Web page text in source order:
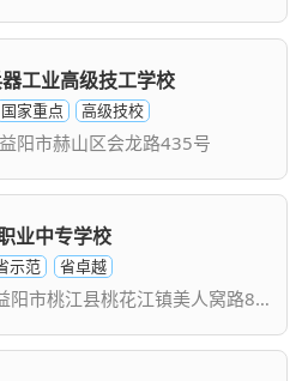
工业高级技工学校
国家重点 高级技校
阳市赫山区会龙路435号
业中专学校
示范 省卓越
地址：益阳市桃江县桃花江镇美人窝路89号